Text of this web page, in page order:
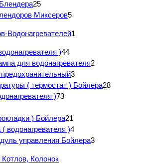
25
Миксеров5
Водонагревателей1
)44
для водонагревателя2
3
( термостат ) Бойлера28
)73
) Бойлера21
водонагревателя )4
управления Бойлера3
Колонок